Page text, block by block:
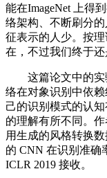
能在ImageNet 上得
络架构、不断刷分
征表示的人少。按
在，不过我们终于还
这篇论文中的实验
络在对象识别中依
己的识别模式的认
的理解有所不同。
用生成的风格转换
的 CNN 在识别准确
ICLR 2019 接收。